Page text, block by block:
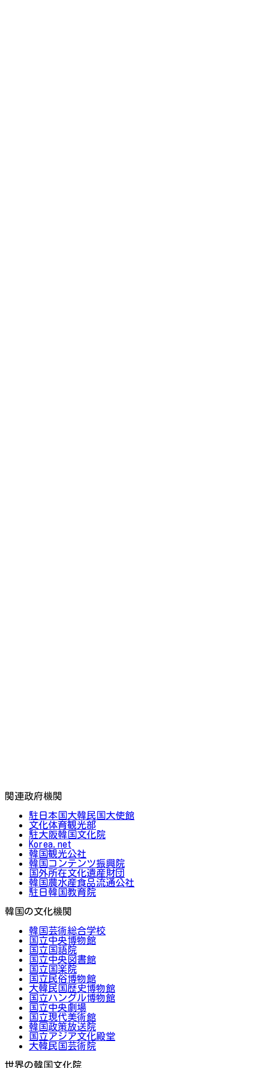
関連政府機関
駐日本国大韓民国大使館
文化体育観光部
駐大阪韓国文化院
Korea.net
韓国観光公社
韓国コンテンツ振興院
国外所在文化遺産財団
韓国農水産食品流通公社
駐日韓国教育院
韓国の文化機関
韓国芸術総合学校
国立中央博物館
国立国語院
国立中央図書館
国立国楽院
国立民俗博物館
大韓民国歴史博物館
国立ハングル博物館
国立中央劇場
国立現代美術館
韓国政策放送院
国立アジア文化殿堂
大韓民国芸術院
世界の韓国文化院